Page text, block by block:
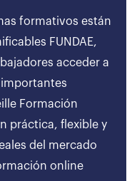
formativos están
FUNDAE,
acceder a
Formación
práctica, flexible y
del mercado
online